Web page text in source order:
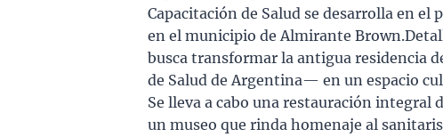
Capacitación de Salud se desarrolla en
en el municipio de Almirante
busca transformar la antigua residencia
de Salud de Argentina— en un espacio
Se lleva a cabo una restauración integral
un museo que rinda homenaje al